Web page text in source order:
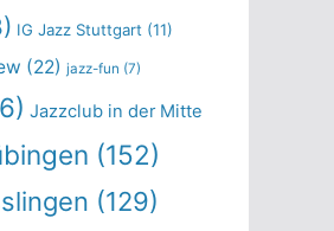
IG Jazz Stuttgart (11)
(22) jazz-fun (7)
Jazzclub in der Mitte
(152)
(129)